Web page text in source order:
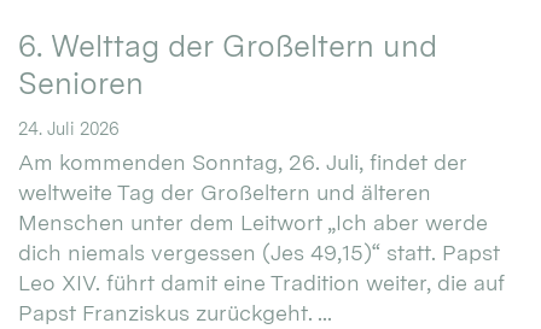
6. Welttag der Großeltern und
Senioren
24. Juli 2026
Am kommenden Sonntag, 26. Juli, findet der
weltweite Tag der Großeltern und älteren
Menschen unter dem Leitwort „Ich aber werde
dich niemals vergessen (Jes 49,15)“ statt. Papst
Leo XIV. führt damit eine Tradition weiter, die auf
Papst Franziskus zurückgeht. ...